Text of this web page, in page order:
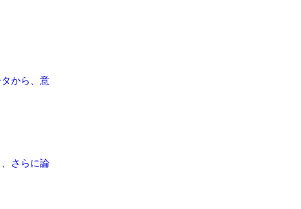
から、意
さらに論